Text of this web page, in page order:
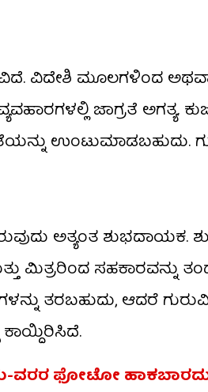
ವಿದೇಶಿ ಮೂಲಗಳಿಂದ
ಜಾಗ್ರತೆ ಅಗತ್ಯ.
ಉಂಟುಮಾಡಬಹುದು.
ಅತ್ಯಂತ ಶುಭದಾಯಕ.
ಮಿತ್ರರಿಂದ ಸಹಕಾರವನ್ನು
ತರಬಹುದು, ಆದರೆ
ಕಾಯ್ದಿರಿಸಿದೆ.
ವರರ ಫೋಟೋ